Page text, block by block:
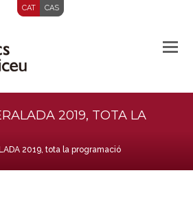
CAT CAS
2019, TOTA LA
2019, tota la programació